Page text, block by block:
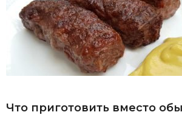
Что приготовить вместо